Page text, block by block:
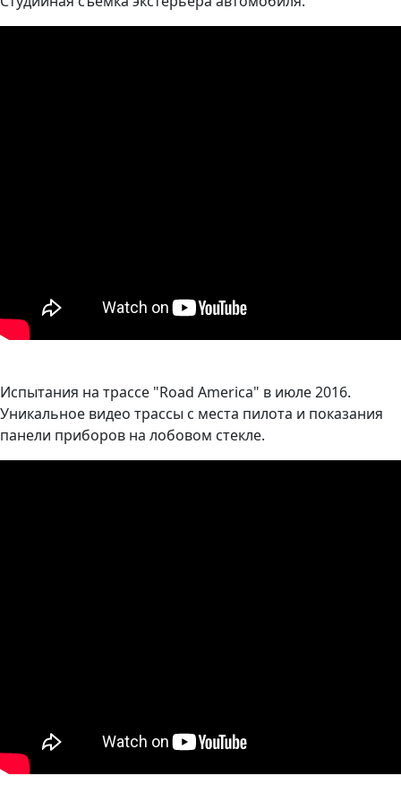
Испытания на трассе "Road America" в июле 2016.
Уникальное видео трассы с места пилота и показания
панели приборов на лобовом стекле.